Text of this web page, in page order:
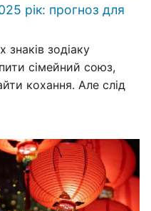
рік: прогноз для
зодіаку
сімейний союз,
кохання. Але слід